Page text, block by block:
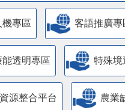
機專區 客語推廣專
能透明專區 特殊境
源整合平台 農業